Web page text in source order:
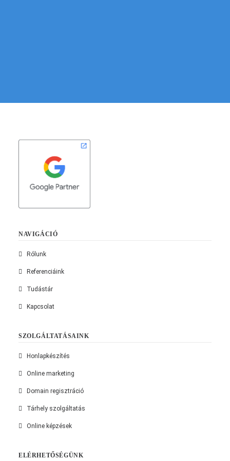
NAVIGÁCIÓ
Rólunk
Referenciáink
Tudástár
Kapcsolat
SZOLGÁLTATÁSAINK
Honlapkészítés
Online marketing
Domain regisztráció
Tárhely szolgáltatás
Online képzések
ELÉRHETŐSÉGÜNK